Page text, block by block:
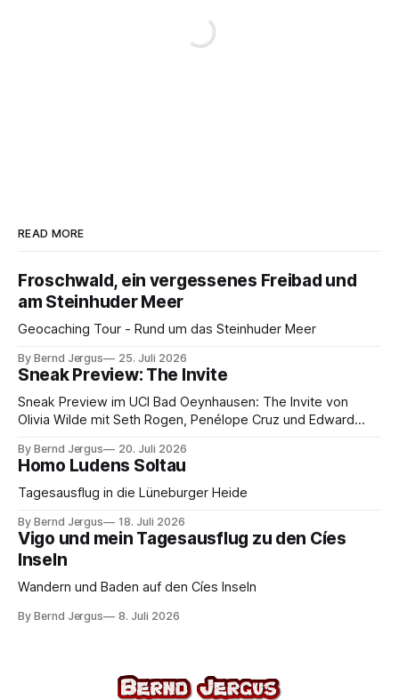
READ MORE
Froschwald, ein vergessenes Freibad und
am Steinhuder Meer
Geocaching Tour - Rund um das Steinhuder Meer
By Bernd Jergus 25. Juli 2026
Sneak Preview: The Invite
Sneak Preview im UCI Bad Oeynhausen: The Invite von
Olivia Wilde mit Seth Rogen, Penélope Cruz und Edward
By Bernd Jergus 20. Juli 2026
Homo Ludens Soltau
Tagesausflug in die Lüneburger Heide
By Bernd Jergus 18. Juli 2026
Vigo und mein Tagesausflug zu den Cíes
Inseln
Wandern und Baden auf den Cíes Inseln
By Bernd Jergus 8. Juli 2026